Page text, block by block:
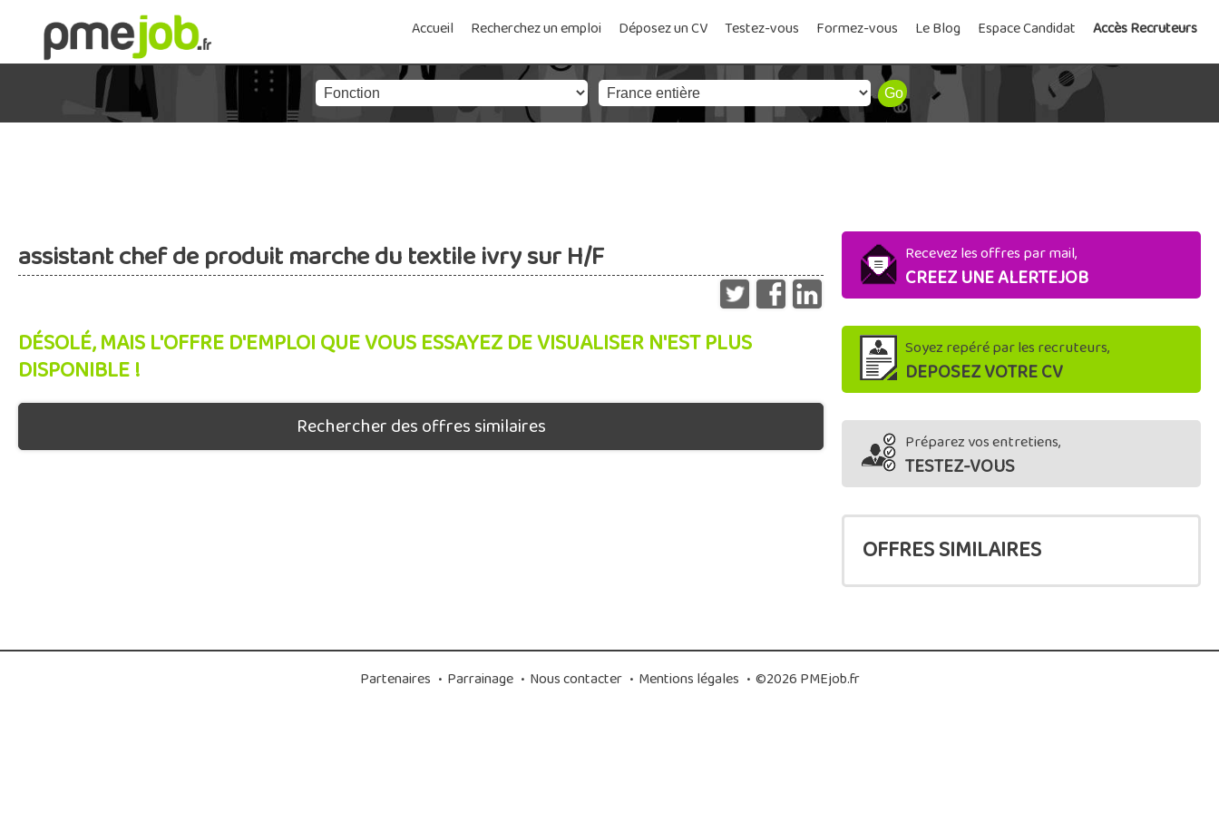
Accueil Recherchez un emploi Déposez un CV Testez-vous Formez-vous Le Blog Espace Candidat Accès Recruteurs
assistant chef de produit marche du textile ivry sur H/F
DÉSOLÉ, MAIS L'OFFRE D'EMPLOI QUE VOUS ESSAYEZ DE VISUALISER N'EST PLUS
DISPONIBLE !
Rechercher des offres similaires
Recevez les offres par mail,
CREEZ UNE ALERTEJOB
Soyez repéré par les recruteurs,
DEPOSEZ VOTRE CV
Préparez vos entretiens,
TESTEZ-VOUS
OFFRES SIMILAIRES
Partenaires • Parrainage • Nous contacter • Mentions légales • ©2026 PMEjob.fr